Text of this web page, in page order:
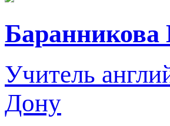
Баранникова
Учитель
Дону